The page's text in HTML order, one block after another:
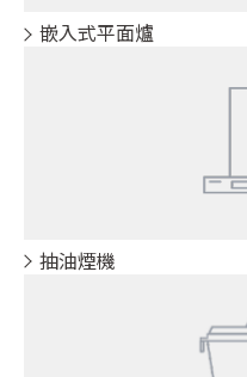
嵌入式平面爐
抽油煙機